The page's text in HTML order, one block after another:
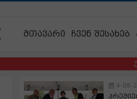
მთავარი ჩვენ შესახებ
4-08-